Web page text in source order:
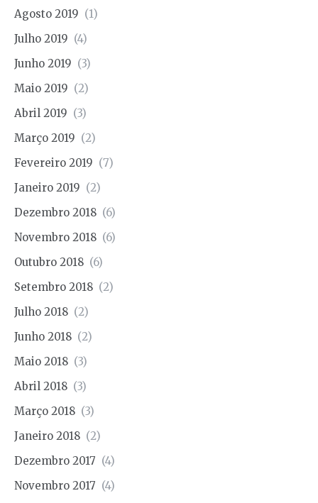
Agosto 2019 (1)
Julho 2019 (4)
Junho 2019 (3)
Maio 2019 (2)
Abril 2019 (3)
Março 2019 (2)
Fevereiro 2019 (7)
Janeiro 2019 (2)
Dezembro 2018 (6)
Novembro 2018 (6)
Outubro 2018 (6)
Setembro 2018 (2)
Julho 2018 (2)
Junho 2018 (2)
Maio 2018 (3)
Abril 2018 (3)
Março 2018 (3)
Janeiro 2018 (2)
Dezembro 2017 (4)
Novembro 2017 (4)